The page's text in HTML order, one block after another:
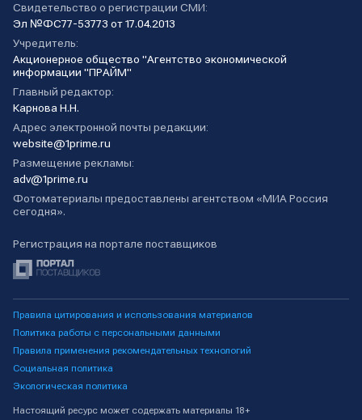
Свидетельство о регистрации СМИ:
Эл №ФС77-53773 от 17.04.2013
Учредитель:
Акционерное общество "Агентство экономической
информации "ПРАЙМ"
Главный редактор:
Карнова Н.Н.
Адрес электронной почты редакции:
website@1prime.ru
Размещение рекламы:
adv@1prime.ru
Фотоматериалы предоставлены агентством «МИА Россия
сегодня».
Регистрация на портале поставщиков
Правила цитирования и использования материалов
Политика работы с персональными данными
Правила применения рекомендательных технологий
Социальная политика
Экологическая политика
Настоящий ресурс может содержать материалы 18+